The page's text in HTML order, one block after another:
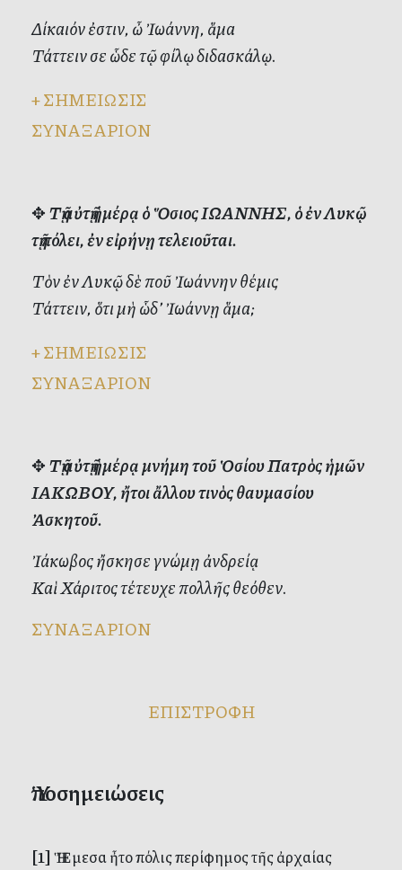
Δίκαιόν ἐστιν, ὦ Ἰωάννη, ἅμα
Τάττειν σε ὧδε τῷ φίλῳ διδασκάλῳ.
+ΣΗΜΕΙΩΣΙΣ
ΣΥΝΑΞΑΡΙΟΝ
✥Τῇ αὐτῇ ἡμέρᾳ ὁ Ὅσιος ΙΩΑΝΝΗΣ, ὁ ἐν Λυκῷ
τῇ πόλει, ἐν εἰρήνῃ τελειοῦται.
Τὸν ἐν Λυκῷ δὲ ποῦ Ἰωάννην θέμις
Τάττειν, ὅτι μὴ ὧδ’ Ἰωάννῃ ἅμα;
+ΣΗΜΕΙΩΣΙΣ
ΣΥΝΑΞΑΡΙΟΝ
✥Τῇ αὐτῇ ἡμέρᾳ μνήμη τοῦ Ὁσίου Πατρὸς ἡμῶν
ΙΑΚΩΒΟΥ, ἤτοι ἄλλου τινὸς θαυμασίου
Ἀσκητοῦ.
Ἰάκωβος ἤσκησε γνώμῃ ἀνδρείᾳ
Καὶ Χάριτος τέτευχε πολλῆς θεόθεν.
ΣΥΝΑΞΑΡΙΟΝ
ΕΠΙΣΤΡΟΦΗ
Ὑποσημειώσεις
[1] Ἡ Ἔμεσα ἦτο πόλις περίφημος τῆς ἀρχαίας